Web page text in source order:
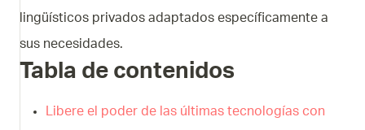
lingüísticos privados adaptados específicamente a
sus necesidades.
Tabla de contenidos
Libere el poder de las últimas tecnologías con